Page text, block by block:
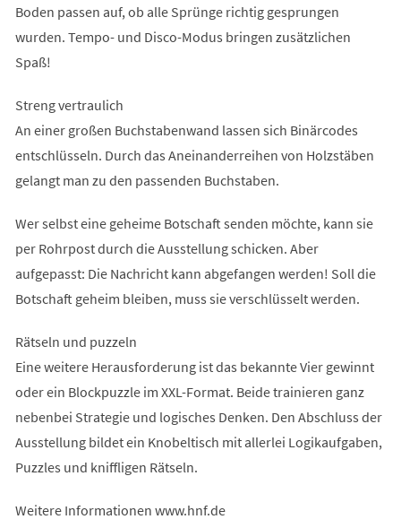
Boden passen auf, ob alle Sprünge richtig gesprungen
wurden. Tempo- und Disco-Modus bringen zusätzlichen
Spaß!
Streng vertraulich
An einer großen Buchstabenwand lassen sich Binärcodes
entschlüsseln. Durch das Aneinanderreihen von Holzstäben
gelangt man zu den passenden Buchstaben.
Wer selbst eine geheime Botschaft senden möchte, kann sie
per Rohrpost durch die Ausstellung schicken. Aber
aufgepasst: Die Nachricht kann abgefangen werden! Soll die
Botschaft geheim bleiben, muss sie verschlüsselt werden.
Rätseln und puzzeln
Eine weitere Herausforderung ist das bekannte Vier gewinnt
oder ein Blockpuzzle im XXL-Format. Beide trainieren ganz
nebenbei Strategie und logisches Denken. Den Abschluss der
Ausstellung bildet ein Knobeltisch mit allerlei Logikaufgaben,
Puzzles und kniffligen Rätseln.
Weitere Informationen www.hnf.de